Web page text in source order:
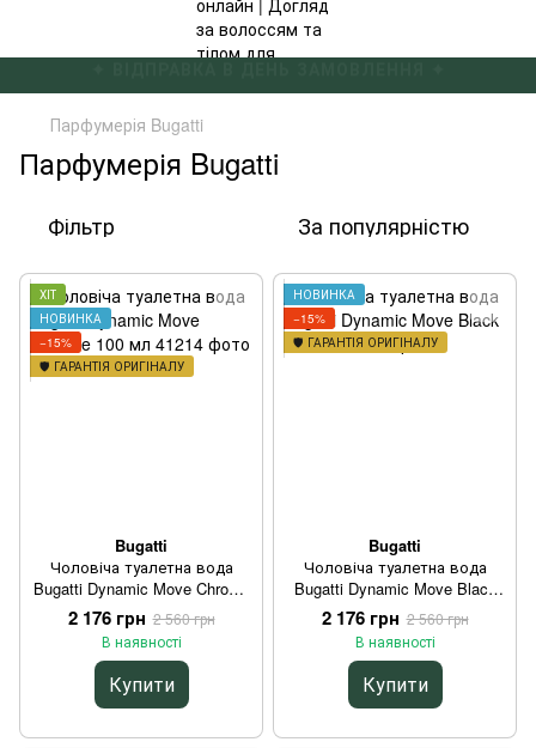
Парфумерія Bugatti
Парфумерія Bugatti
Фільтр За популярністю
ХІТ
НОВИНКА
−15%
🛡️ ГАРАНТІЯ ОРИГІНАЛУ
Bugatti
Чоловіча туалетна вода
Bugatti Dynamic Move Chrome
100 мл
2 176 грн 2 560 грн
В наявності
Купити
НОВИНКА
−15%
🛡️ ГАРАНТІЯ ОРИГІНАЛУ
Bugatti
Чоловіча туалетна вода
Bugatti Dynamic Move Black
100 мл
2 176 грн 2 560 грн
В наявності
Купити